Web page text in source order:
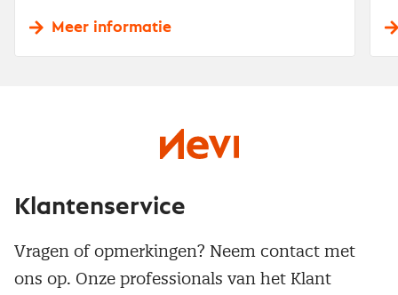
Meer informatie
Klantenservice
Vragen of opmerkingen? Neem contact met
ons op. Onze professionals van het Klant